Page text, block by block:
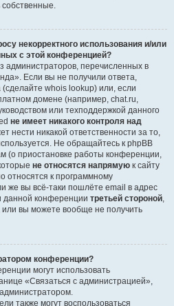
некорректного использования и/или
с этой конференцией?
администраторов, перечисленных в
Если вы не получили ответа,
whois lookup) или, если
домене (например, chat.ru,
или техподдержкой данного
не имеет никакого контроля над
нести никакой ответственности за то,
Не обращайтесь к phpBB
(о приостановке работы конференции,
не относятся напрямую к сайту
относятся к программному
же вы всё-таки пошлёте email в адрес
данной конференции третьей стороной,
вы можете вообще не получить
конференции?
могут использовать
«Связаться с администрацией»,
также могут воспользоваться